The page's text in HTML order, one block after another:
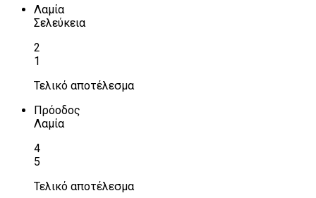
Λαμία
Σελεύκεια
2
1
Τελικό αποτέλεσμα
Πρόοδος
Λαμία
4
5
Τελικό αποτέλεσμα